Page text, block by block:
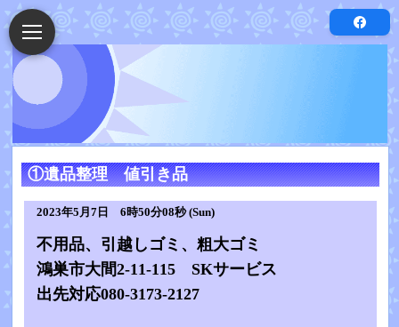
①遺品整理 値引き品
2023年5月7日 6時50分08秒 (Sun)
不用品、引越しゴミ、粗大ゴミ
鴻巣市大間2-11-115 SKサービス
出先対応080-3173-2127